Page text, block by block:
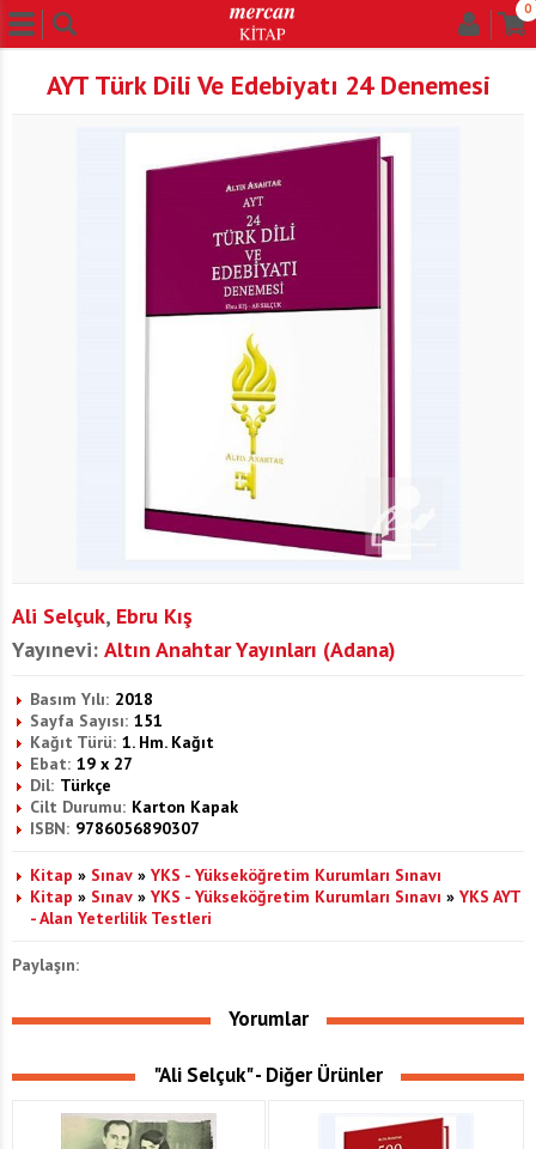
0
AYT Türk Dili Ve Edebiyatı 24 Denemesi
Ali Selçuk, Ebru Kış
Yayınevi: Altın Anahtar Yayınları (Adana)
Basım Yılı: 2018
Sayfa Sayısı: 151
Kağıt Türü: 1. Hm. Kağıt
Ebat: 19 x 27
Dil: Türkçe
Cilt Durumu: Karton Kapak
ISBN: 9786056890307
Kitap » Sınav » YKS - Yükseköğretim Kurumları Sınavı
Kitap » Sınav » YKS - Yükseköğretim Kurumları Sınavı » YKS AYT
- Alan Yeterlilik Testleri
Paylaşın:
Yorumlar
"Ali Selçuk" - Diğer Ürünler